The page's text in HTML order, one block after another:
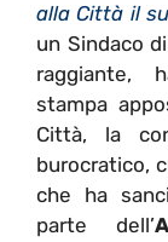
alla Città il
un Sindaco
raggiante,
stampa
Città, la
burocratico,
che ha
parte dell’